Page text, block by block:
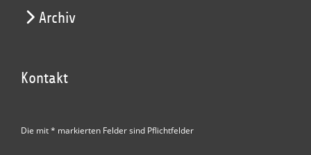
Archiv
Kontakt
Die mit * markierten Felder sind Pflichtfelder